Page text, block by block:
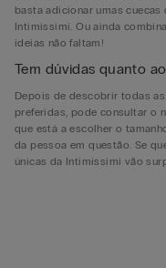
basta adicionar umas cuecas
Intimissimi. Ou ainda
ideias não faltam!
Tem dúvidas quanto
Depois de descobrir todas
preferidas, pode consultar o
que está a escolher o
da pessoa em questão. Se
únicas da Intimissimi vão